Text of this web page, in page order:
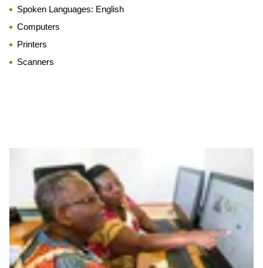
Spoken Languages: English
Computers
Printers
Scanners